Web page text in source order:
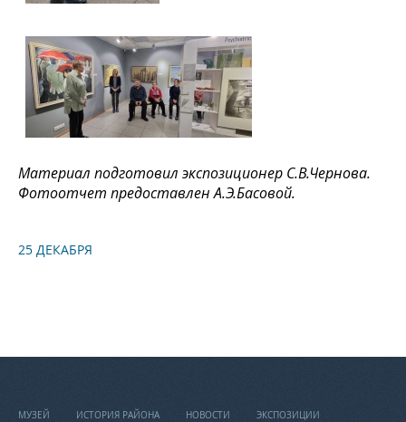
Материал подготовил экспозиционер С.В.Чернова.
Фотоотчет предоставлен А.Э.Басовой.
25 ДЕКАБРЯ
МУЗЕЙ ИСТОРИЯ РАЙОНА НОВОСТИ ЭКСПОЗИЦИИ